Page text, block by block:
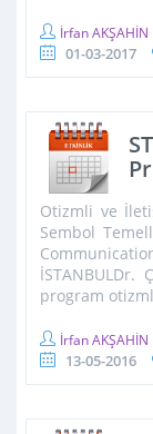
İrfan AKŞAHİN
01-03-2017
Otizmli ve
Sembol
İSTANBULDr.
program
İrfan AKŞAHİN
13-05-2016